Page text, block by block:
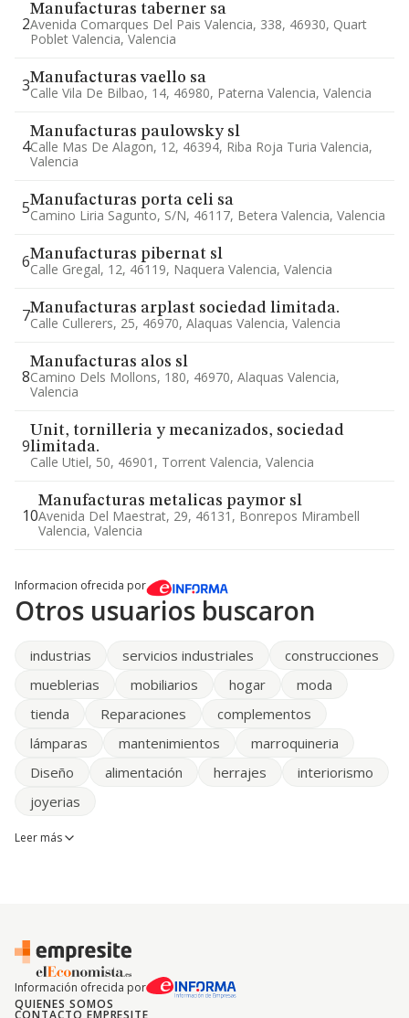
2
Manufacturas taberner sa
Avenida Comarques Del Pais Valencia, 338, 46930, Quart
Poblet Valencia, Valencia
3Manufacturas vaello sa
Calle Vila De Bilbao, 14, 46980, Paterna Valencia, Valencia
4
Manufacturas paulowsky sl
Calle Mas De Alagon, 12, 46394, Riba Roja Turia Valencia,
Valencia
5Manufacturas porta celi sa
Camino Liria Sagunto, S/n, 46117, Betera Valencia, Valencia
6Manufacturas pibernat sl
Calle Gregal, 12, 46119, Naquera Valencia, Valencia
7Manufacturas arplast sociedad limitada.
Calle Cullerers, 25, 46970, Alaquas Valencia, Valencia
8
Manufacturas alos sl
Camino Dels Mollons, 180, 46970, Alaquas Valencia,
Valencia
9
Unit, tornilleria y mecanizados, sociedad
limitada.
Calle Utiel, 50, 46901, Torrent Valencia, Valencia
10
Manufacturas metalicas paymor sl
Avenida Del Maestrat, 29, 46131, Bonrepos Mirambell
Valencia, Valencia
Informacion ofrecida por
Otros usuarios buscaron
industrias servicios industriales
construcciones
mueblerias
mobiliarios hogar
moda
tienda
Reparaciones
complementos
lámparas
mantenimientos
marroquineria
Diseño
alimentación herrajes
interiorismo
joyerias
Leer más
Información ofrecida por
QUIENES SOMOS
CONTACTO EMPRESITE